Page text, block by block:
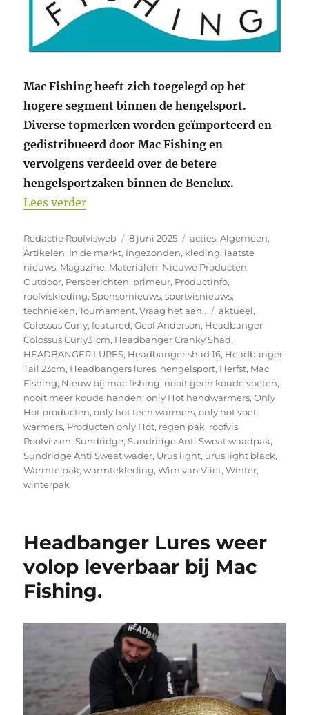
Mac Fishing heeft zich toegelegd op het
hogere segment binnen de hengelsport.
Diverse topmerken worden geïmporteerd en
gedistribueerd door Mac Fishing en
vervolgens verdeeld over de betere
hengelsportzaken binnen de Benelux.
Lees verder“Nieuw, Geoff Anderson Dozer Urus
Auteur
Redactie Roofvisweb
Geplaatst
op
8 juni 2025 Categorieën
acties,Algemeen,
Artikelen, In de markt, Ingezonden, kleding, laatste
nieuws, Magazine, Materialen, Nieuwe Producten,
Outdoor, Persberichten, primeur, Productinfo,
roofviskleding,Sponsornieuws,sportvisnieuws,
technieken,Tournament,Vraag het aan.. Tags
aktueel,
Colossus Curly,featured,Geof Anderson, Headbanger
Colossus Curly31cm, Headbanger Cranky Shad,
HEADBANGER LURES, Headbanger shad 16, Headbanger
Tail 23cm, Headbangers lures, hengelsport, Herfst, Mac
Fishing, Nieuw bij mac fishing, nooit geen koude voeten,
nooit meer koude handen,only Hot handwarmers,Only
Hot producten,only hot teen warmers,only hot voet
warmers, Producten only Hot, regen pak, roofvis,
Roofvissen,Sundridge,Sundridge Anti Sweat waadpak,
Sundridge Anti Sweat wader, Urus light, urus light black,
Warmte pak,warmtekleding,Wim van Vliet,Winter,
winterpak
Headbanger Lures weer
volop leverbaar bij Mac
Fishing.